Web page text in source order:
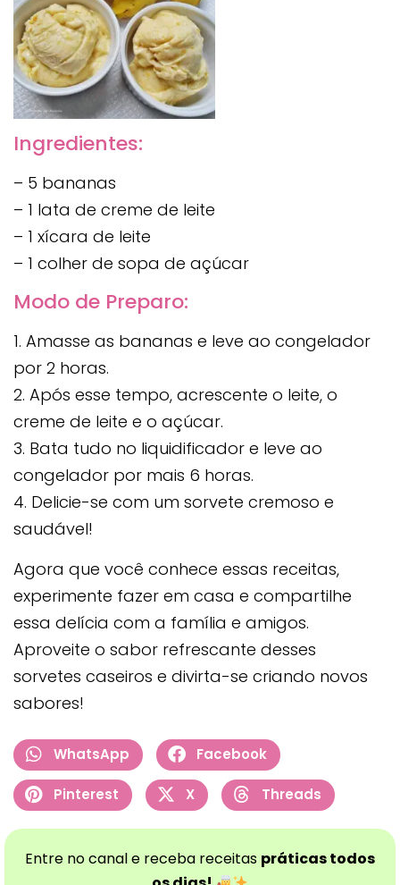
Ingredientes:
– 5 bananas
– 1 lata de creme de leite
– 1 xícara de leite
– 1 colher de sopa de açúcar
Modo de Preparo:
1. Amasse as bananas e leve ao congelador
por 2 horas.
2. Após esse tempo, acrescente o leite, o
creme de leite e o açúcar.
3. Bata tudo no liquidificador e leve ao
congelador por mais 6 horas.
4. Delicie-se com um sorvete cremoso e
saudável!
Agora que você conhece essas receitas,
experimente fazer em casa e compartilhe
essa delícia com a família e amigos.
Aproveite o sabor refrescante desses
sorvetes caseiros e divirta-se criando novos
sabores!
WhatsApp Facebook
Pinterest X Threads
Entre no canal e receba receitas práticas todos